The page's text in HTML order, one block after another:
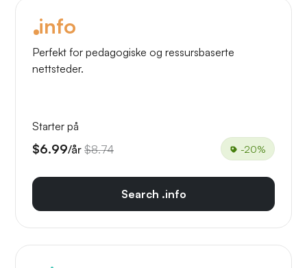
info
Perfekt for pedagogiske og ressursbaserte
nettsteder.
Starter på
$6.99/år $8.74 -20%
Search .info